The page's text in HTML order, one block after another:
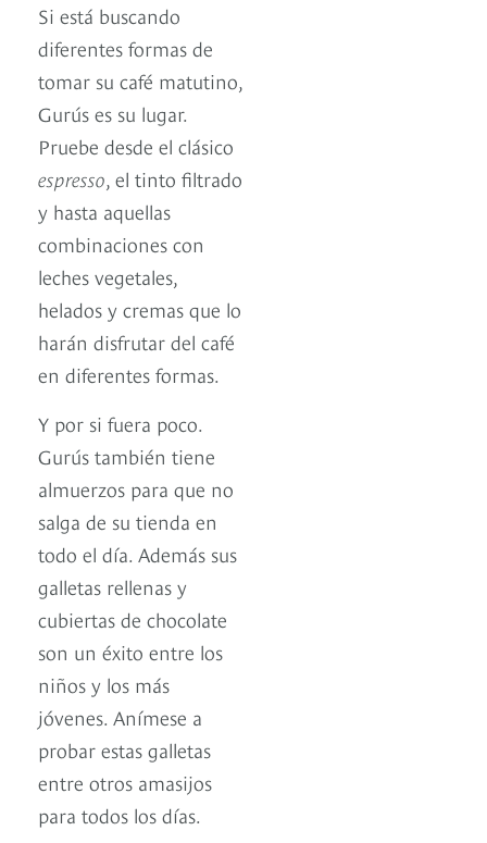
Si está buscando
diferentes formas de
tomar su café matutino,
Gurús es su lugar.
Pruebe desde el clásico
espresso, el tinto filtrado
y hasta aquellas
combinaciones con
leches vegetales,
helados y cremas que lo
harán disfrutar del café
en diferentes formas.
Y por si fuera poco.
Gurús también tiene
almuerzos para que no
salga de su tienda en
todo el día. Además sus
galletas rellenas y
cubiertas de chocolate
son un éxito entre los
niños y los más
jóvenes. Anímese a
probar estas galletas
entre otros amasijos
para todos los días.